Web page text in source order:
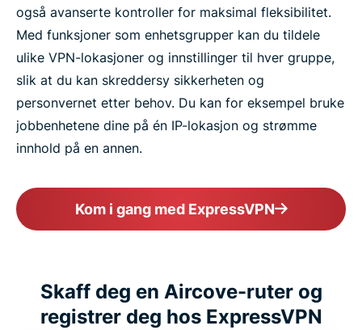
også avanserte kontroller for maksimal fleksibilitet.
Med funksjoner som enhetsgrupper kan du tildele
ulike VPN-lokasjoner og innstillinger til hver gruppe,
slik at du kan skreddersy sikkerheten og
personvernet etter behov. Du kan for eksempel bruke
jobbenhetene dine på én IP-lokasjon og strømme
innhold på en annen.
Kom i gang med ExpressVPN
Skaff deg en Aircove-ruter og
registrer deg hos ExpressVPN